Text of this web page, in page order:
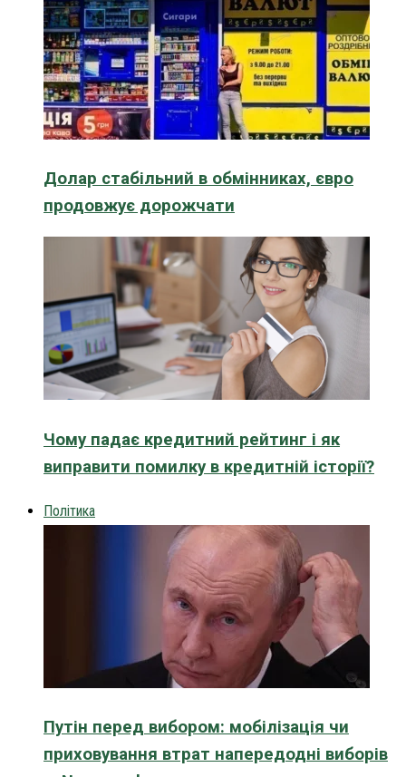
Долар стабільний в обмінниках, євро
продовжує дорожчати
Чому падає кредитний рейтинг і як
виправити помилку в кредитній історії?
Політика
Путін перед вибором: мобілізація чи
приховування втрат напередодні виборів